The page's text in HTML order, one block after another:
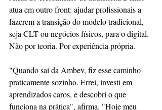
atua em outro front: ajudar profissionais a
fazerem a transição do modelo tradicional,
seja CLT ou negócios físicos, para o digital.
Não por teoria. Por experiência própria.
"Quando saí da Ambev, fiz esse caminho
praticamente sozinho. Errei, investi em
aprendizados caros, e descobri o que
funciona na prática", afirma. "Hoje meu